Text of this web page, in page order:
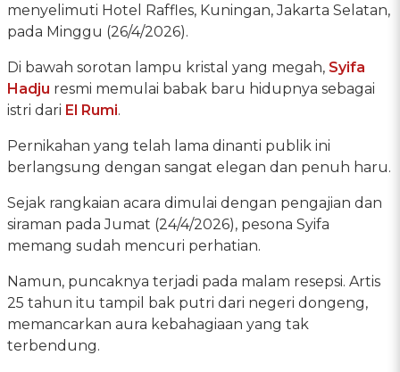
menyelimuti Hotel Raffles, Kuningan, Jakarta Selatan,
pada Minggu (26/4/2026).
Di bawah sorotan lampu kristal yang megah, Syifa
Hadju resmi memulai babak baru hidupnya sebagai
istri dari El Rumi.
Pernikahan yang telah lama dinanti publik ini
berlangsung dengan sangat elegan dan penuh haru.
Sejak rangkaian acara dimulai dengan pengajian dan
siraman pada Jumat (24/4/2026), pesona Syifa
memang sudah mencuri perhatian.
Namun, puncaknya terjadi pada malam resepsi. Artis
25 tahun itu tampil bak putri dari negeri dongeng,
memancarkan aura kebahagiaan yang tak
terbendung.